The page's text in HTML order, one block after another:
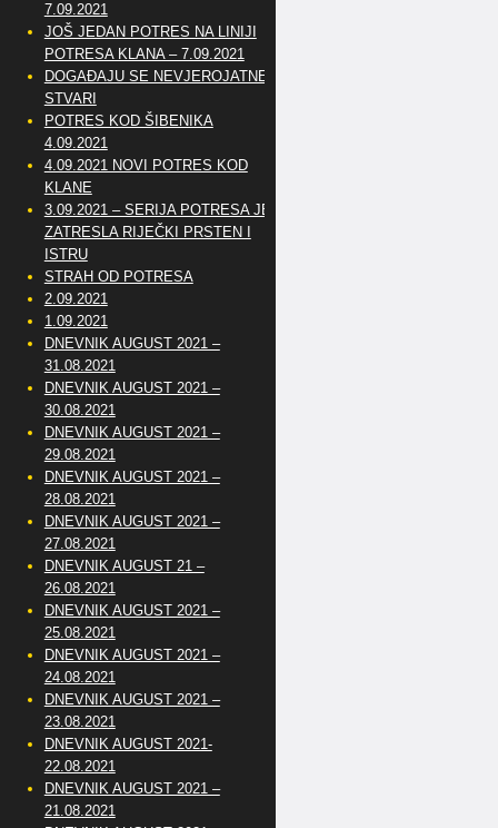
7.09.2021
JOŠ JEDAN POTRES NA LINIJI
POTRESA KLANA – 7.09.2021
DOGAĐAJU SE NEVJEROJATNE
STVARI
POTRES KOD ŠIBENIKA
4.09.2021
4.09.2021 NOVI POTRES KOD
KLANE
3.09.2021 – SERIJA POTRESA JE
ZATRESLA RIJEČKI PRSTEN I
ISTRU
STRAH OD POTRESA
2.09.2021
1.09.2021
DNEVNIK AUGUST 2021 –
31.08.2021
DNEVNIK AUGUST 2021 –
30.08.2021
DNEVNIK AUGUST 2021 –
29.08.2021
DNEVNIK AUGUST 2021 –
28.08.2021
DNEVNIK AUGUST 2021 –
27.08.2021
DNEVNIK AUGUST 21 –
26.08.2021
DNEVNIK AUGUST 2021 –
25.08.2021
DNEVNIK AUGUST 2021 –
24.08.2021
DNEVNIK AUGUST 2021 –
23.08.2021
DNEVNIK AUGUST 2021-
22.08.2021
DNEVNIK AUGUST 2021 –
21.08.2021